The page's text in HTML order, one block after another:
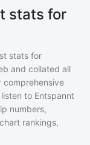
stats for
stats for
and collated all
comprehensive
to Entspannt
numbers,
rankings,